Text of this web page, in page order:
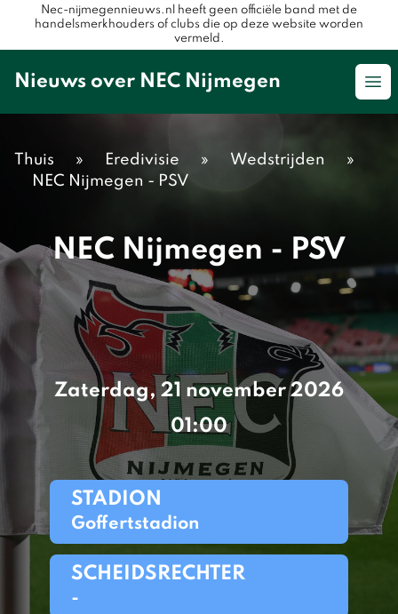
Nec-nijmegennieuws.nl heeft geen officiële band met de
handelsmerkhouders of clubs die op deze website worden
vermeld.
Nieuws over NEC Nijmegen
Thuis » Eredivisie » Wedstrijden
»
NEC Nijmegen - PSV
NEC Nijmegen - PSV
Zaterdag, 21 november 2026
01:00
STADION
Goffertstadion
SCHEIDSRECHTER
-